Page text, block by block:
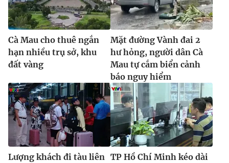
Cà Mau cho thuê ngắn
hạn nhiều trụ sở, khu
đất vàng
Mặt đường Vành đai 2
hư hỏng, người dân Cà
Mau tự cắm biển cảnh
báo nguy hiểm
Lượng khách đi tàu liên TP Hồ Chí Minh kéo dài